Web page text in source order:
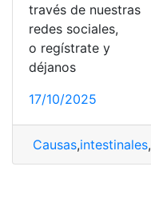
través de nuestras
redes sociales,
o regístrate y
déjanos
17/10/2025
Causas,intestinales,